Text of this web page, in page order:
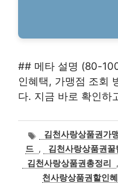
## 메타 설명 (80-
인혜택, 가맹점 조회
다. 지금 바로 확인하
태김천사랑상품권가
드 , 김천사랑상품권꿀
김천사랑상품권총정리
,
천사랑상품권할인